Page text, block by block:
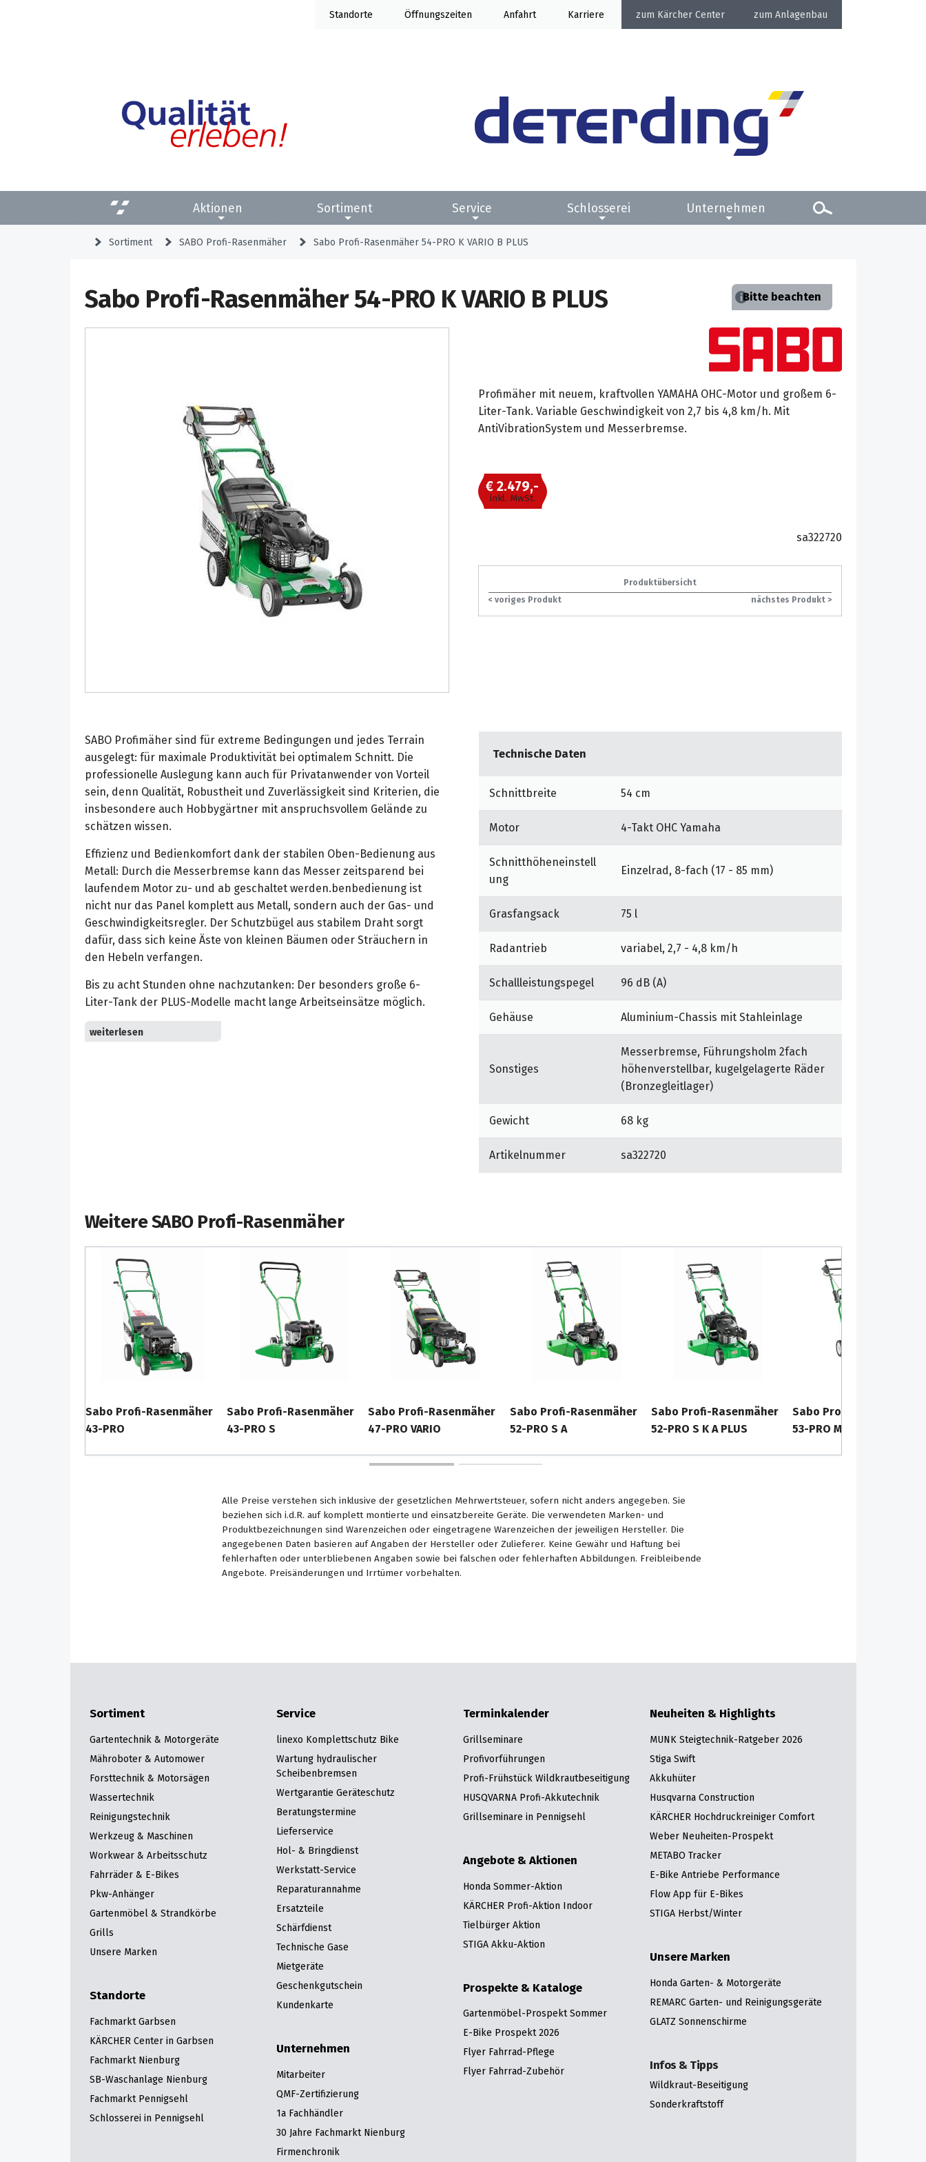
Standorte Öffnung Anfahrt Karriere Kärcher Center Anlagenbau
Aktionen Sortiment Service Schlosserei Unternehmen
Sortiment SABO Profi-Rasenmäher Sabo Profi-Rasenmäher 54-PRO K VARIO B PLUS
Bitte beachten
Sabo Profi-Rasenmäher 54-PRO K VARIO B PLUS
Profimäher mit neuem, kraftvollen YAMAHA OHC-Motor und großem 6-
Liter-Tank. Variable Geschwindigkeit von 2,7 bis 4,8 km/h. Mit
AntiVibrationSystem und Messerbremse.
€ 2.479,-
inkl. MwSt.
sa322720
Produktübersicht
< voriges Produkt
nächstes Produkt >
SABO Profimäher sind für extreme Bedingungen und jedes Terrain
ausgelegt: für maximale Produktivität bei optimalem Schnitt. Die
professionelle Auslegung kann auch für Privatanwender von Vorteil
sein, denn Qualität, Robustheit und Zuverlässigkeit sind Kriterien, die
insbesondere auch Hobbygärtner mit anspruchsvollem Gelände zu
schätzen wissen.
Effizienz und Bedienkomfort dank der stabilen Oben-Bedienung aus
Metall: Durch die Messerbremse kann das Messer zeitsparend bei
laufendem Motor zu- und ab geschaltet werden.benbedienung ist
nicht nur das Panel komplett aus Metall, sondern auch der Gas- und
Geschwindigkeitsregler. Der Schutzbügel aus stabilem Draht sorgt
dafür, dass sich keine Äste von kleinen Bäumen oder Sträuchern in
den Hebeln verfangen.
Bis zu acht Stunden ohne nachzutanken: Der besonders große 6-
Liter-Tank der PLUS-Modelle macht lange Arbeitseinsätze möglich.
Extra: BBC Messerbremse, bei laufendem Motor kann das Messer zu-
und abgeschaltet werden.
Technische Daten
Schnittbreite 54 cm
Motor 4-Takt OHC Yamaha
Schnitthöheneinstell
ung
Einzelrad, 8-fach (17 - 85 mm)
Grasfangsack 75 l
Radantrieb variabel, 2,7 - 4,8 km/h
Schallleistungspegel 96 dB (A)
Gehäuse Aluminium-Chassis mit Stahleinlage
Sonstiges
Messerbremse, Führungsholm 2fach
höhenverstellbar, kugelgelagerte Räder
(Bronzegleitlager)
Gewicht 68 kg
Artikelnummer sa322720
Weitere SABO Profi-Rasenmäher
Sabo Profi-Rasenmäher
43-PRO
Sabo Profi-Rasenmäher
43-PRO S
Sabo Profi-Rasenmäher
47-PRO VARIO
Sabo Profi-Rasenmäher
52-PRO S A
Sabo Profi-Rasenmäher
52-PRO S K A PLUS
Sabo Profi-Mulchmäher
53-PRO M VARIO Yamaha
Alle Preise verstehen sich inklusive der gesetzlichen Mehrwertsteuer, sofern nicht anders angegeben. Sie
beziehen sich i.d.R. auf komplett montierte und einsatzbereite Geräte. Die verwendeten Marken- und
Produktbezeichnungen sind Warenzeichen oder eingetragene Warenzeichen der jeweiligen Hersteller. Die
angegebenen Daten basieren auf Angaben der Hersteller oder Zulieferer. Keine Gewähr und Haftung bei
fehlerhaften oder unterbliebenen Angaben sowie bei falschen oder fehlerhaften Abbildungen. Freibleibende
Angebote. Preisänderungen und Irrtümer vorbehalten.
Sortiment
Gartentechnik & Motorgeräte
Mähroboter & Automower
Forsttechnik & Motorsägen
Wassertechnik
Reinigungstechnik
Werkzeug & Maschinen
Workwear & Arbeitsschutz
Fahrräder & E-Bikes
Pkw-Anhänger
Gartenmöbel & Strandkörbe
Grills
Unsere Marken
Standorte
Fachmarkt Garbsen
KÄRCHER Center in Garbsen
Fachmarkt Nienburg
SB-Waschanlage Nienburg
Fachmarkt Pennigsehl
Schlosserei in Pennigsehl
Service
linexo Komplettschutz Bike
Wartung hydraulischer
Scheibenbremsen
Wertgarantie Geräteschutz
Beratungstermine
Lieferservice
Hol- & Bringdienst
Werkstatt-Service
Reparaturannahme
Ersatzteile
Schärfdienst
Technische Gase
Mietgeräte
Geschenkgutschein
Kundenkarte
Unternehmen
Mitarbeiter
QMF-Zertifizierung
1a Fachhändler
30 Jahre Fachmarkt Nienburg
Firmenchronik
Terminkalender
Grillseminare
Profivorführungen
Profi-Frühstück Wildkrautbeseitigung
HUSQVARNA Profi-Akkutechnik
Grillseminare in Pennigsehl
Angebote & Aktionen
Honda Sommer-Aktion
KÄRCHER Profi-Aktion Indoor
Tielbürger Aktion
STIGA Akku-Aktion
Prospekte & Kataloge
Gartenmöbel-Prospekt Sommer
E-Bike Prospekt 2026
Flyer Fahrrad-Pflege
Flyer Fahrrad-Zubehör
Neuheiten & Highlights
MUNK Steigtechnik-Ratgeber 2026
Stiga Swift
Akkuhüter
Husqvarna Construction
KÄRCHER Hochdruckreiniger Comfort
Weber Neuheiten-Prospekt
METABO Tracker
E-Bike Antriebe Performance
Flow App für E-Bikes
STIGA Herbst/Winter
Unsere Marken
Honda Garten- & Motorgeräte
REMARC Garten- und Reinigungsgeräte
GLATZ Sonnenschirme
Infos & Tipps
Wildkraut-Beseitigung
Sonderkraftstoff